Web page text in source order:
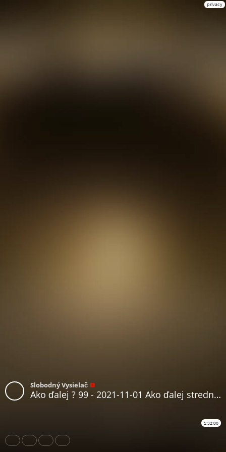
privacy
Slobodný Vysielač
Ako ďalej ? 99 - 2021-11-01 Ako ďalej stredná Európa ?
1:32:00
Share Like